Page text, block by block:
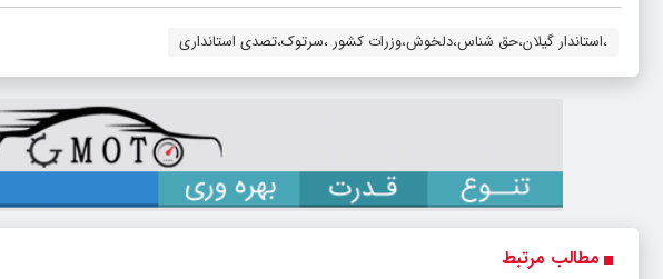
،استاندار گیلان،حق شناس،دلخوش،وزرات کشور ،سرتوک،تصدی استانداری
مطالب مرتبط